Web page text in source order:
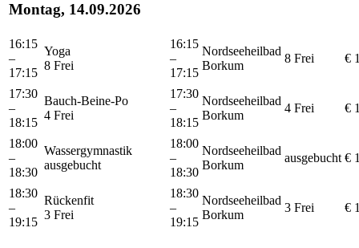
Montag, 14.09.2026
16:15
–
17:15
Yoga
8 Frei
16:15
–
17:15
Nordseeheilbad
Borkum
8 Frei €
17:30
–
18:15
Bauch-Beine-Po
4 Frei
17:30
–
18:15
Nordseeheilbad
Borkum
4 Frei €
18:00
–
18:30
Wassergymnastik
ausgebucht
18:00
–
18:30
Nordseeheilbad
Borkum
ausgebucht €
18:30
–
19:15
Rückenfit
3 Frei
18:30
–
19:15
Nordseeheilbad
Borkum
3 Frei €